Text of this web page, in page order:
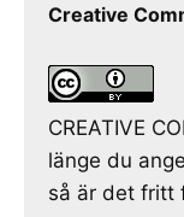
Creative
CREATIVE
länge du
så är det fritt